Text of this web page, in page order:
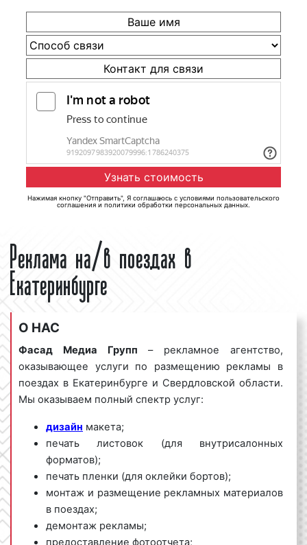
Нажимая кнопку "Отправить", Я соглашаюсь с условиями пользовательского
соглашения и политики обработки персональных данных
Реклама на/в поездах в
Екатеринбурге
О НАС
Фасад Медиа Групп – рекламное агентство,
оказывающее услуги по размещению рекламы в
поездах в Екатеринбурге и Свердловской области.
Мы оказываем полный спектр услуг:
дизайн макета;
печать листовок (для внутрисалонных
форматов);
печать пленки (для оклейки бортов);
монтаж и размещение рекламных материалов
в поездах;
демонтаж рекламы;
предоставление фотоотчета;